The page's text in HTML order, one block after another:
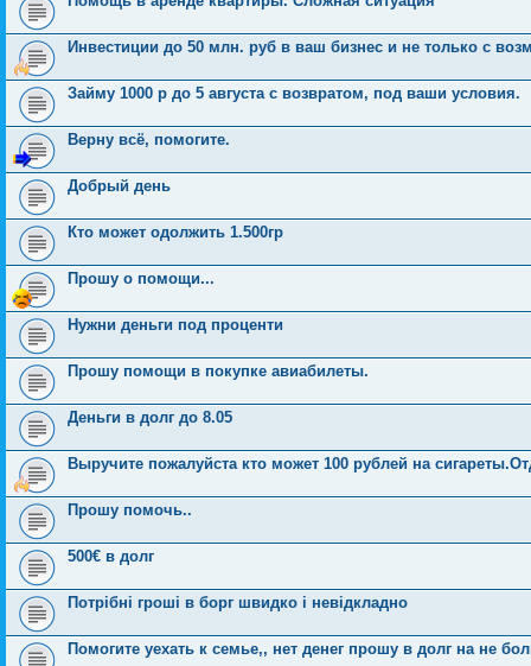
Инвестиции до 50 млн. руб в ваш бизнес и не только с
Займу 1000 р до 5 августа с возвратом, под ваши условия.
Верну всё, помогите.
Добрый день
Кто может одолжить 1.500гр
Прошу о помощи...
Нужни деньги под проценти
Прошу помощи в покупке авиабилеты.
Деньги в долг до 8.05
Выручите пожалуйста кто может 100 рублей на
Прошу помочь..
500€ в долг
Потрібні гроші в борг швидко і невідкладно
Помогите уехать к семье,, нет денег прошу в долг на не